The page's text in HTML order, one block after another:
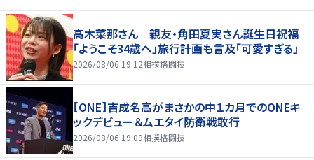
高木菜那さん 親友・角田夏実さん誕生日祝福
「ようこそ34歳へ」旅行計画も言及「可愛すぎる」
2026/08/06 19:12相撲格闘技
【ONE】吉成名高がまさかの中１カ月でのONEキ
ックデビュー＆ムエタイ防衛戦敢行
2026/08/06 19:09相撲格闘技